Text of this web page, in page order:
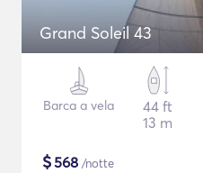
Grand Soleil 43
Barca a vela
44 ft
13 m
$568 /notte